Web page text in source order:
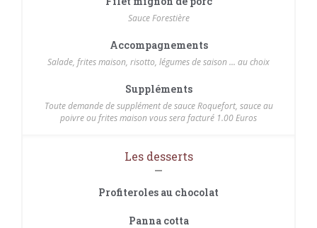
Sauce Forestière
Accompagnements
Salade, frites maison, risotto, légumes de saison ... au choix
Suppléments
Toute demande de supplément de sauce Roquefort, sauce au
poivre ou frites maison vous sera facturé 1.00 Euros
Les desserts
Profiteroles au chocolat
Panna cotta